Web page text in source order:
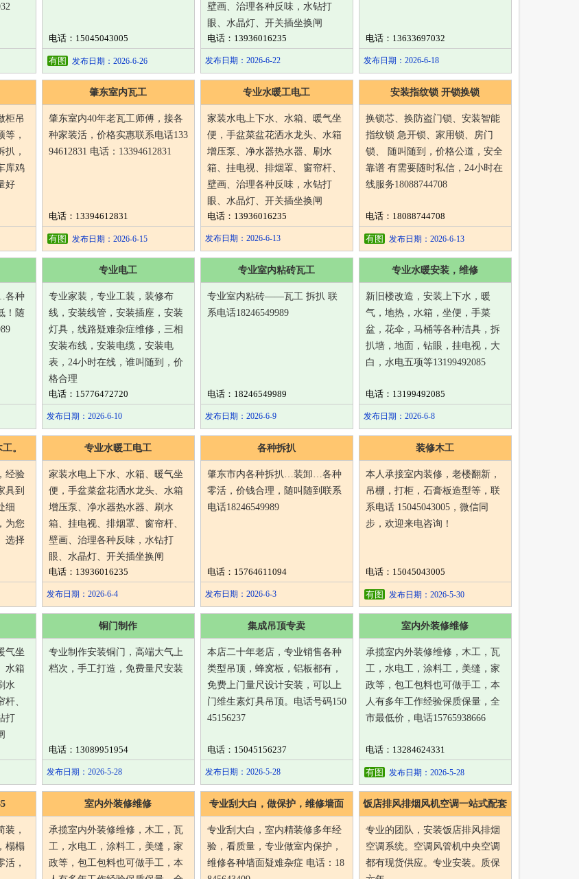
电话：15045043005
有图 发布日期：2026-6-26
壁画、治理各种反味，水钻打
眼、水晶灯、开关插坐换闸
电话：13936016235
发布日期：2026-6-22
电话：13633697032
发布日期：2026-6-18
柜吊
等，
扒，
库鸡
好
肇东室内瓦工
肇东室内40年老瓦工师傅，接各
种家装活，价格实惠联系电话133
94612831 电话：13394612831
电话：13394612831
有图 发布日期：2026-6-15
专业水暖工电工
家装水电上下水、水箱、暖气坐
便，手盆菜盆花洒水龙头、水箱
增压泵、净水器热水器、刷水
箱、挂电视、排烟罩、窗帘杆、
壁画、治理各种反味，水钻打
眼、水晶灯、开关插坐换闸
电话：13936016235
发布日期：2026-6-13
安装指纹锁 开锁换锁
换锁芯、换防盗门锁、安装智能
指纹锁 急开锁、家用锁、房门
锁、 随叫随到，价格公道，安全
靠谱 有需要随时私信，24小时在
线服务18088744708
电话：18088744708
有图 发布日期：2026-6-13
各种
！随
专业电工
专业家装，专业工装，装修布
线，安装线管，安装插座，安装
灯具，线路疑难杂症维修，三相
安装布线，安装电缆，安装电
表，24小时在线，谁叫随到，价
格合理
电话：15776472720
发布日期：2026-6-10
专业室内粘砖瓦工
专业室内粘砖——瓦工 拆扒 联
系电话18246549989
电话：18246549989
发布日期：2026-6-9
专业水暖安装，维修
新旧楼改造，安装上下水，暖
气，地热，水箱，坐便，手菜
盆，花伞，马桶等各种洁具，拆
扒墙，地面，钻眼，挂电视，大
白，水电五项等13199492085
电话：13199492085
发布日期：2026-6-8
。
经验
具到
细
为您
选择
专业水暖工电工
家装水电上下水、水箱、暖气坐
便，手盆菜盆花洒水龙头、水箱
增压泵、净水器热水器、刷水
箱、挂电视、排烟罩、窗帘杆、
壁画、治理各种反味，水钻打
眼、水晶灯、开关插坐换闸
电话：13936016235
发布日期：2026-6-4
各种拆扒
肇东市内各种拆扒…装卸…各种
零活，价钱合理，随叫随到联系
电话18246549989
电话：15764611094
发布日期：2026-6-3
装修木工
本人承接室内装修，老楼翻新，
吊棚，打柜，石膏板造型等，联
系电话 15045043005，微信同
步，欢迎来电咨询！
电话：15045043005
有图 发布日期：2026-5-30
气坐
水箱
水
、
打
铜门制作
专业制作安装铜门，高端大气上
档次，手工打造，免费量尺安装
电话：13089951954
发布日期：2026-5-28
集成吊顶专卖
本店二十年老店，专业销售各种
类型吊顶，蜂窝板，铝板都有，
免费上门量尺设计安装，可以上
门维生素灯具吊顶。电话号码150
45156237
电话：15045156237
发布日期：2026-5-28
室内外装修维修
承揽室内外装修维修，木工，瓦
工，水电工，涂料工，美缝，家
政等，包工包料也可做手工，本
人有多年工作经验保质保量，全
市最低价，电话15765938666
电话：13284624331
有图 发布日期：2026-5-28
装，
榻榻
活，
室内外装修维修
承揽室内外装修维修，木工，瓦
工，水电工，涂料工，美缝，家
政等，包工包料也可做手工，本
专业刮大白，做保护，维修墙面
专业刮大白，室内精装修多年经
验，看质量，专业做室内保护，
维修各种墙面疑难杂症 电话：18
饭店排风排烟风机空调一站式配套
专业的团队，安装饭店排风排烟
空调系统。空调风管机中央空调
都有现货供应。专业安装。质保